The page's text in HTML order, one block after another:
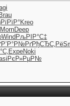
Brau
Kreo
MornDeep
Wind РљРІР°С‡
Р’Р°Р№РґРђСЂС‚Рё
ExpeNoki
РєР»РµР№